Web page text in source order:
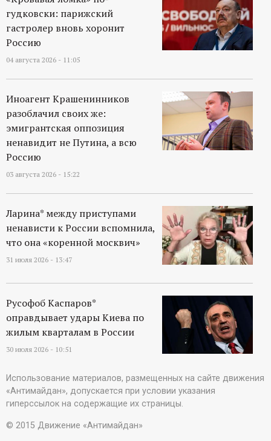
гудковски: парижский
гастролер вновь хоронит
Россию
04 августа 2026 - 11:05
Иноагент Крашенинников
разоблачил своих же:
эмигрантская оппозиция
ненавидит не Путина, а всю
Россию
03 августа 2026 - 15:22
Ларина* между приступами
ненависти к России вспомнила,
что она «коренной москвич»
31 июля 2026 - 13:47
Русофоб Каспаров*
оправдывает удары Киева по
жилым кварталам в России
30 июля 2026 - 10:51
Использование материалов, размещенных на сайте движения
«Антимайдан», допускается при условии указания
гиперссылок на содержащие их страницы.
© 2015 Движение «Антимайдан»